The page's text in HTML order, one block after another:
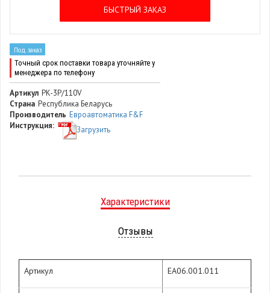
БЫСТРЫЙ ЗАКАЗ
Под заказ
Точный срок поставки товара уточняйте у
менеджера по телефону
Артикул PK-3P/110V
Страна Республика Беларусь
Производитель Евроавтоматика F&F
Инструкция:
Загрузить
Характеристики
Отзывы
Артикул EA06.001.011